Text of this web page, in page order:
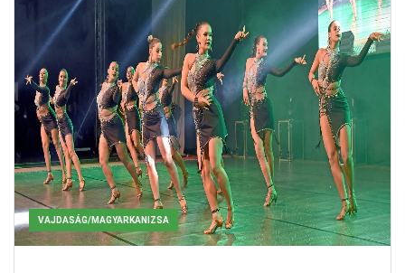
VAJDASÁG/MAGYARKANIZSA